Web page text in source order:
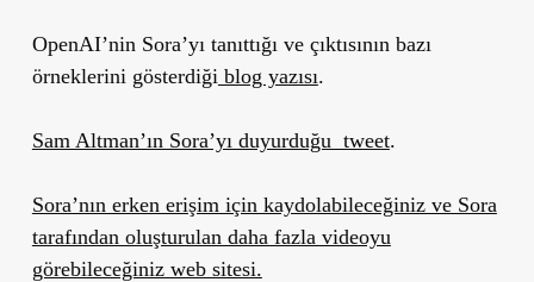
OpenAI’nin Sora’yı tanıttığı ve çıktısının bazı
örneklerini gösterdiği blog yazısı.
Sam Altman’ın Sora’yı duyurduğu tweet.
Sora’nın erken erişim için kaydolabileceğiniz ve Sora
tarafından oluşturulan daha fazla videoyu
görebileceğiniz web sitesi.